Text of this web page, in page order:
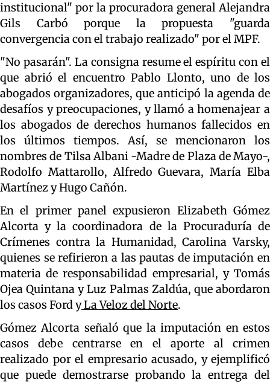
institucional" por la procuradora general Alejandra
Gils Carbó porque la propuesta "guarda
convergencia con el trabajo realizado" por el MPF.
"No pasarán". La consigna resume el espíritu con el
que abrió el encuentro Pablo Llonto, uno de los
abogados organizadores, que anticipó la agenda de
desafíos y preocupaciones, y llamó a homenajear a
los abogados de derechos humanos fallecidos en
los últimos tiempos. Así, se mencionaron los
nombres de Tilsa Albani -Madre de Plaza de Mayo-,
Rodolfo Mattarollo, Alfredo Guevara, María Elba
Martínez y Hugo Cañón.
En el primer panel expusieron Elizabeth Gómez
Alcorta y la coordinadora de la Procuraduría de
Crímenes contra la Humanidad, Carolina Varsky,
quienes se refirieron a las pautas de imputación en
materia de responsabilidad empresarial, y Tomás
Ojea Quintana y Luz Palmas Zaldúa, que abordaron
los casos Ford yLa Veloz del Norte.
Gómez Alcorta señaló que la imputación en estos
casos debe centrarse en el aporte al crimen
realizado por el empresario acusado, y ejemplificó
que puede demostrarse probando la entrega del